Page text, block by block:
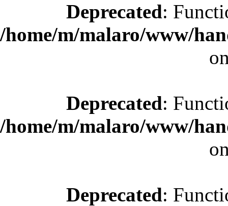
Deprecated:
/home/m/malaro/www/
Deprecated:
/home/m/malaro/www/
Deprecated: